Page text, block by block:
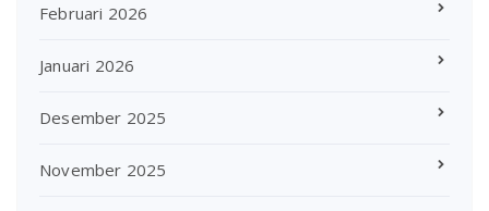
Februari 2026
Januari 2026
Desember 2025
November 2025